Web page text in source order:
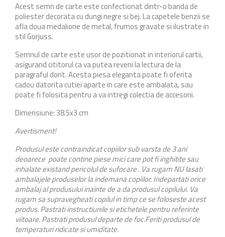
Acest semn de carte este confectionat dintr-o banda de
poliester decorata cu dungi negre si bej. La capetele benzii se
afla doua medalione de metal, frumos gravate si ilustrate in
stil Gorjuss.
Semnul de carte este usor de pozitionat in interiorul cartii,
asigurand cititorul ca va putea reveni la lectura de la
paragraful dorit. Acesta piesa eleganta poate fi oferita
cadou datorita cutiei aparte in care este ambalata, sau
poate fi folosita pentru a va intregi colectia de accesorii.
Dimensiune: 38.5x3 cm
Avertisment!
Produsul este contraindicat copiilor sub varsta de 3 ani
deoarece poate contine piese mici care pot fi inghitite sau
inhalate existand pericolul de sufocare . Va rugam NU lasati
ambalajele produselor la indemana copiilor. Indepartati orice
ambalaj al produsului inainte de a da produsul copilului. Va
rugam sa supravegheati copilul in timp ce se foloseste acest
produs. Pastrati instructiunile si etichetele pentru referinte
viitoare. Pastrati produsul departe de foc.Feriti produsul de
temperaturi ridicate si umiditate.